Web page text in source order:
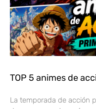
TOP 5 animes de
La temporada de acción